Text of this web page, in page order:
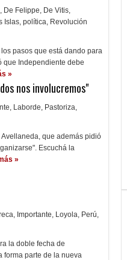
, De Felippe, De Vitis,
Islas, política, Revolución
pasos que está dando para
que Independiente debe
»
nos involucremos"
, Laborde, Pastoriza,
que además pidió
Escuchá la
»
, Importante, Loyola, Perú,
la doble fecha de
forma parte de la nueva